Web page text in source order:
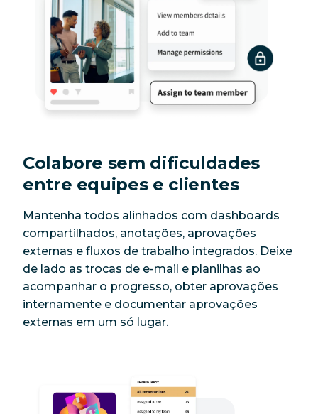
Colabore sem dificuldades
entre equipes e clientes
Mantenha todos alinhados com dashboards
compartilhados, anotações, aprovações
externas e fluxos de trabalho integrados. Deixe
de lado as trocas de e-mail e planilhas ao
acompanhar o progresso, obter aprovações
internamente e documentar aprovações
externas em um só lugar.